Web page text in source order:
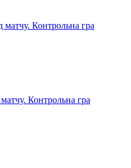
Контрольна гра
Контрольна гра